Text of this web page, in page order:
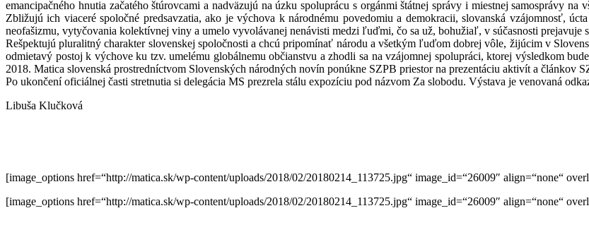
emancipačného hnutia začatého štúrovcami a nadväzujú na úzku spoluprácu s orgánmi štátnej správy i miestnej samosprávy
Zbližujú ich viaceré spoločné predsavzatia, ako je výchova k národnému povedomiu a demokracii, slovanská vzájomnosť,
neofašizmu, vytyčovania kolektívnej viny a umelo vyvolávanej nenávisti medzi ľuďmi, čo sa už, bohužiaľ, v súčasnosti prejavuje
Rešpektujú pluralitný charakter slovenskej spoločnosti a chcú pripomínať národu a všetkým ľuďom dobrej vôle, žijúcim v
odmietavý postoj k výchove ku tzv. umelému globálnemu občianstvu a zhodli sa na vzájomnej spolupráci, ktorej výsledkom
2018. Matica slovenská prostredníctvom Slovenských národných novín ponúkne SZPB priestor na prezentáciu aktivít a článkov
Po ukončení oficiálnej časti stretnutia si delegácia MS prezrela stálu expozíciu pod názvom Za slobodu. Výstava je venovaná
Libuša Klučková
[image_options href=“http://matica.sk/wp-content/uploads/2018/02/20180214_113725.jpg“ image_id=“26009″ align=“none“
[image_options href=“http://matica.sk/wp-content/uploads/2018/02/20180214_113725.jpg“ image_id=“26009″ align=“none“